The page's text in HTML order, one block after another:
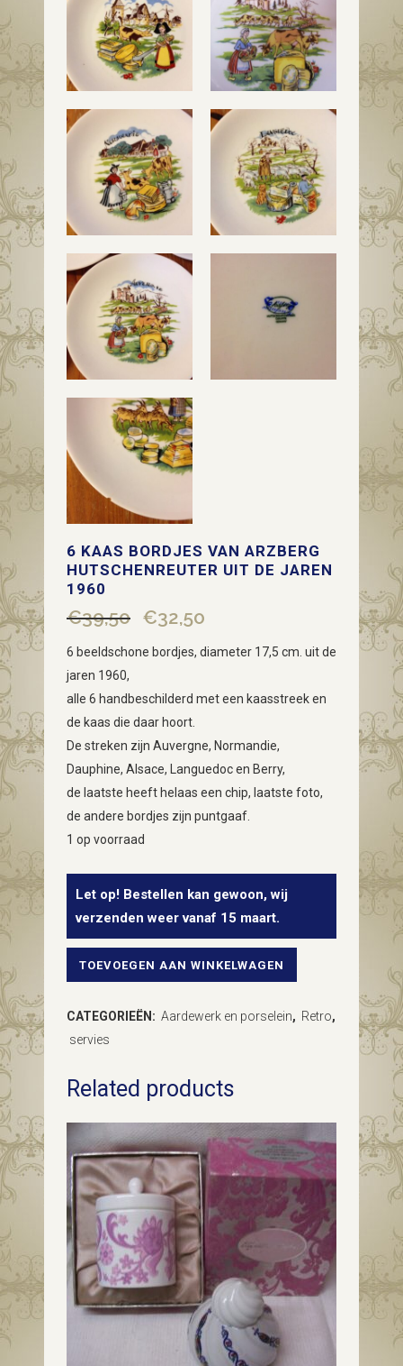
6 KAAS BORDJES VAN ARZBERG
HUTSCHENREUTER UIT DE JAREN
1960
€39,50
Oorspronkelijke
€32,50
6 beeldschone bordjes, diameter 17,5 cm. uit de
jaren 1960,
alle 6 handbeschilderd met een kaasstreek en
de kaas die daar hoort.
De streken zijn Auvergne, Normandie,
Dauphine, Alsace, Languedoc en Berry,
de laatste heeft helaas een chip, laatste foto,
de andere bordjes zijn puntgaaf.
1 op voorraad
Let op! Bestellen kan gewoon, wij
verzenden weer vanaf 15 maart.
bordjes
Arzberg
Hutschenreuter
uit
de
jaren
1960
quantity
TOEVOEGEN AAN WINKELWAGEN
CATEGORIEËN: Aardewerk en porselein, Retro,
servies
Related products